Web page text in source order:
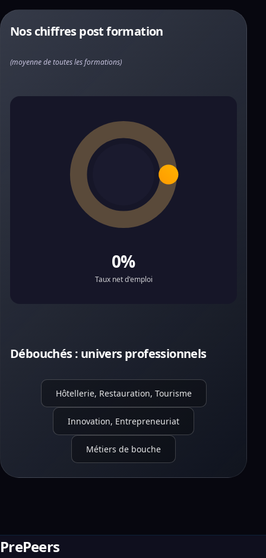
Nos chiffres post formation
(moyenne de toutes les formations)
0%
Taux net d'emploi
Débouchés : univers professionnels
Hôtellerie, Restauration, Tourisme
Innovation, Entrepreneuriat
Métiers de bouche
PrePeers